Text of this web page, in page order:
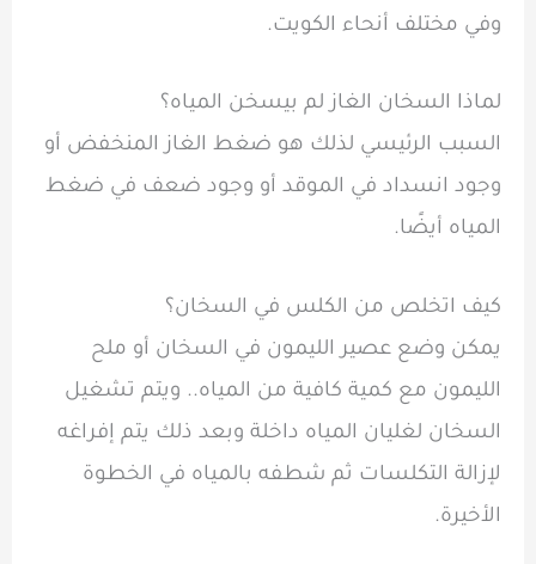
وفي مختلف أنحاء الكويت.
لماذا السخان الغاز لم بيسخن المياه؟
السبب الرئيسي لذلك هو ضغط الغاز المنخفض أو
وجود انسداد في الموقد أو وجود ضعف في ضغط
المياه أيضًا.
كيف اتخلص من الكلس في السخان؟
يمكن وضع عصير الليمون في السخان أو ملح
الليمون مع كمية كافية من المياه.. ويتم تشغيل
السخان لغليان المياه داخلة وبعد ذلك يتم إفراغه
لإزالة التكلسات ثم شطفه بالمياه في الخطوة
الأخيرة.